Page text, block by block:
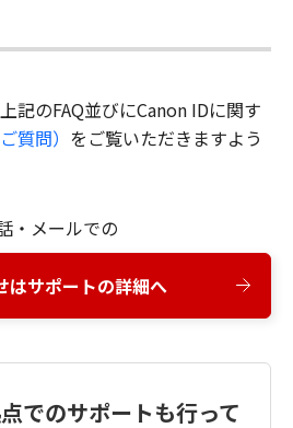
記のFAQ並びにCanon IDに関す
質問） をご覧いただきますよう
・メールでの
はサポートの詳細へ
でのサポートも行って